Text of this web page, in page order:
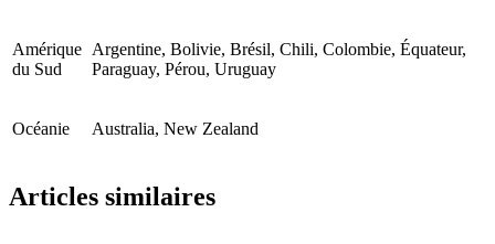
Amérique
du Sud
Argentine, Bolivie, Brésil, Chili, Colombie, Équateur,
Paraguay, Pérou, Uruguay
Océanie Australia, New Zealand
Articles similaires